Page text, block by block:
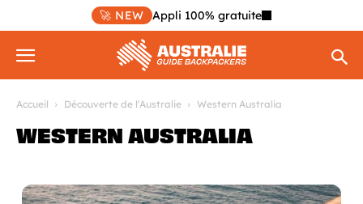
🚀 NEW Appli 100% gratuite
Accueil Découverte de l'Australie Western Australia
WESTERN AUSTRALIA